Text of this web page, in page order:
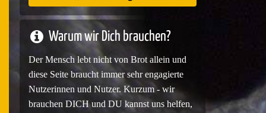
Warum wir Dich brauchen?
Der Mensch lebt nicht von Brot allein und
diese Seite braucht immer sehr engagierte
Nutzerinnen und Nutzer. Kurzum - wir
brauchen DICH und DU kannst uns helfen,